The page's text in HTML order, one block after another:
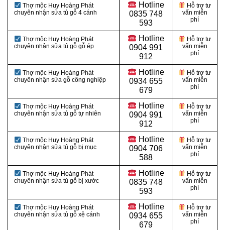
Thợ mộc Huy Hoàng Phát
chuyên nhận sửa tủ gỗ 4 cánh
Hotline
0835 748
593
Hỗ trợ tư
vấn miễn
phí
Thợ mộc Huy Hoàng Phát
chuyên nhận sửa tủ gỗ gỗ ép
Hotline
0904 991
912
Hỗ trợ tư
vấn miễn
phí
Thợ mộc Huy Hoàng Phát
chuyên nhận sửa gỗ công nghiệp
Hotline
0934 655
679
Hỗ trợ tư
vấn miễn
phí
Thợ mộc Huy Hoàng Phát
chuyên nhận sửa tủ gỗ tự nhiên
Hotline
0904 991
912
Hỗ trợ tư
vấn miễn
phí
Thợ mộc Huy Hoàng Phát
chuyên nhận sửa tủ gỗ bị mục
Hotline
0904 706
588
Hỗ trợ tư
vấn miễn
phí
Thợ mộc Huy Hoàng Phát
chuyên nhận sửa tủ gỗ bị xước
Hotline
0835 748
593
Hỗ trợ tư
vấn miễn
phí
Thợ mộc Huy Hoàng Phát
chuyên nhận sửa tủ gỗ xệ cánh
Hotline
0934 655
679
Hỗ trợ tư
vấn miễn
phí